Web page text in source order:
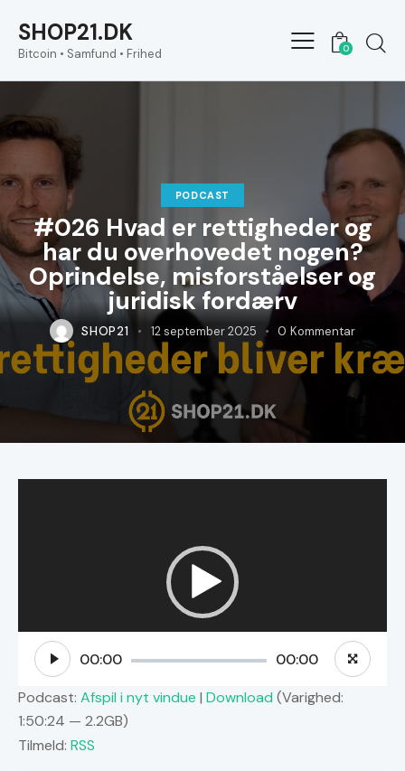
SHOP21.DK
Bitcoin • Samfund • Frihed 0
PODCAST
#026 Hvad er rettigheder og
har du overhovedet nogen?
Oprindelse, misforståelser og
juridisk fordærv
SHOP21 12 september 2025 0 Kommentar
00:00
00:00
Podcast: Afspil i nyt vindue | Download (Varighed:
1:50:24 — 2.2GB)
Tilmeld: RSS